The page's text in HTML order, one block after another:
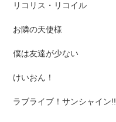
リコリス・リコイル
お隣の天使様
僕は友達が少ない
けいおん！
ラブライブ！サンシャイン!!